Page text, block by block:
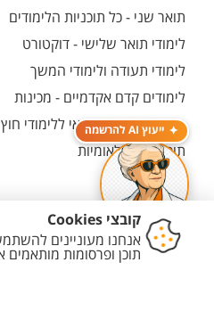
ייעוץ AI להרשמה
תואר שני - כל תוכניות הלימודים
לימודי תואר שלישי - דוקטורט
לימודי תעודה ולימודי המשך
לימודים קדם אקדמיים - מכינות
המרכז האוניברסיטאי ללימודי חוץ
תוכניות בין-לאומיות